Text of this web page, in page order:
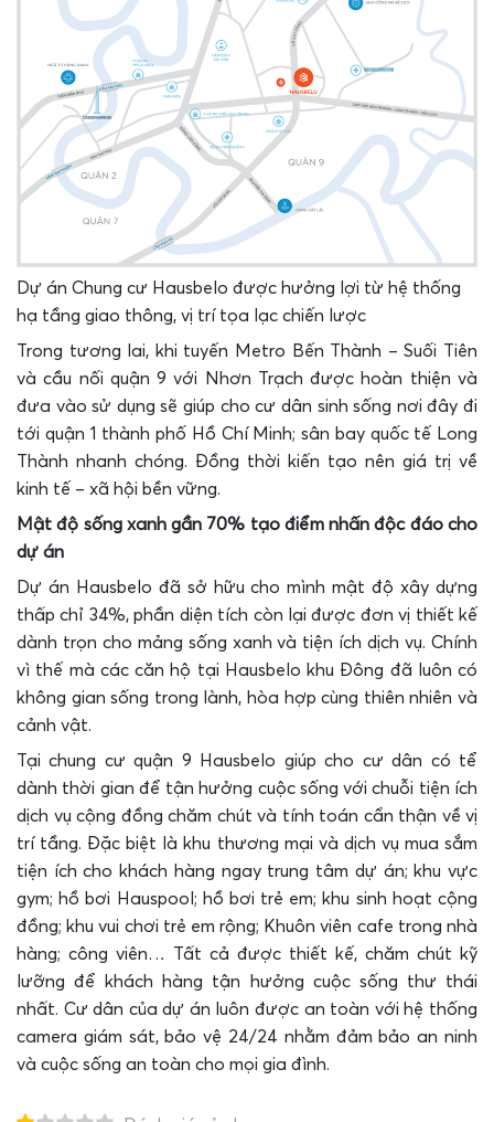
Dự án Chung cư Hausbelo được hưởng lợi từ hệ thống
hạ tầng giao thông, vị trí tọa lạc chiến lược
Trong tương lai, khi tuyến Metro Bến Thành – Suối Tiên
và cầu nối quận 9 với Nhơn Trạch được hoàn thiện và
đưa vào sử dụng sẽ giúp cho cư dân sinh sống nơi đây đi
tới quận 1 thành phố Hồ Chí Minh; sân bay quốc tế Long
Thành nhanh chóng. Đồng thời kiến tạo nên giá trị về
kinh tế – xã hội bền vững.
Mật độ sống xanh gần 70% tạo điểm nhấn độc đáo cho
dự án
Dự án Hausbelo đã sở hữu cho mình mật độ xây dựng
thấp chỉ 34%, phần diện tích còn lại được đơn vị thiết kế
dành trọn cho mảng sống xanh và tiện ích dịch vụ. Chính
vì thế mà các căn hộ tại Hausbelo khu Đông đã luôn có
không gian sống trong lành, hòa hợp cùng thiên nhiên và
cảnh vật.
Tại chung cư quận 9 Hausbelo giúp cho cư dân có tể
dành thời gian để tận hưởng cuộc sống với chuỗi tiện ích
dịch vụ cộng đồng chăm chút và tính toán cẩn thận về vị
trí tầng. Đặc biệt là khu thương mại và dịch vụ mua sắm
tiện ích cho khách hàng ngay trung tâm dự án; khu vực
gym; hồ bơi Hauspool; hồ bơi trẻ em; khu sinh hoạt cộng
đồng; khu vui chơi trẻ em rộng; Khuôn viên cafe trong nhà
hàng; công viên… Tất cả được thiết kế, chăm chút kỹ
lưỡng để khách hàng tận hưởng cuộc sống thư thái
nhất. Cư dân của dự án luôn được an toàn với hệ thống
camera giám sát, bảo vệ 24/24 nhằm đảm bảo an ninh
và cuộc sống an toàn cho mọi gia đình.